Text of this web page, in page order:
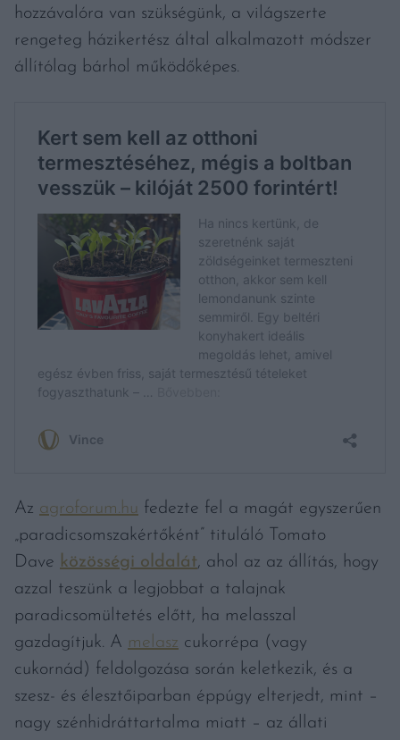
hozzávalóra van szükségünk, a világszerte
rengeteg házikertész által alkalmazott módszer
állítólag bárhol működőképes.
Az agroforum.hu fedezte fel a magát egyszerűen
„paradicsomszakértőként” tituláló Tomato
Dave közösségi oldalát, ahol az az állítás, hogy
azzal teszünk a legjobbat a talajnak
paradicsomültetés előtt, ha melasszal
gazdagítjuk. A melasz cukorrépa (vagy
cukornád) feldolgozása során keletkezik, és a
szesz- és élesztőiparban éppúgy elterjedt, mint –
nagy szénhidráttartalma miatt – az állati